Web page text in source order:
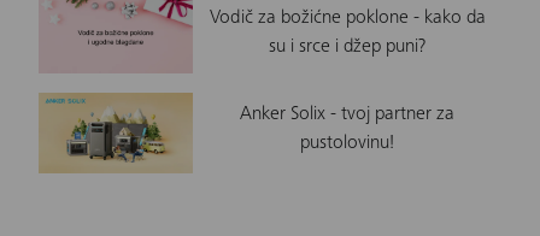
Vodič za božićne poklone - kako da
su i srce i džep puni?
Anker Solix - tvoj partner za
pustolovinu!